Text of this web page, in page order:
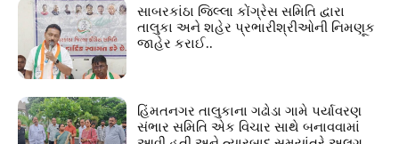
સાબરકાંઠા જિલ્લા કોંગ્રેસ સમિતિ દ્વારા
તાલુકા અને શહેર પ્રભારીશ્રીઓની નિમણૂક
જાહેર કરાઈ..
હિંમતનગર તાલુકાના ગઢોડા ગામે પર્યાવરણ
સંભાર સમિતિ એક વિચાર સાથે બનાવવામાં